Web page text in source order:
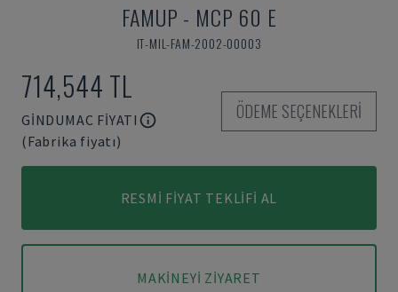
FAMUP - MCP 60 E
IT-MIL-FAM-2002-00003
714,544 TL
GINDUMAC FIYATI
(Fabrika fiyatı)
ÖDEME SEÇENEKLERI
RESMI FIYAT TEKLIFI AL
MAKINEYI ZIYARET